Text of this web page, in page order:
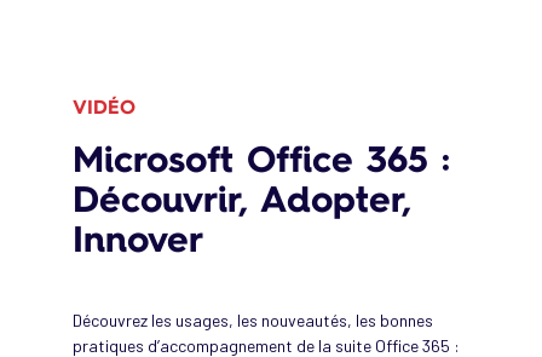
VIDÉO
Microsoft Office 365 :
Découvrir, Adopter,
Innover
Découvrez les usages, les nouveautés, les bonnes
pratiques d’accompagnement de la suite Office 365 :